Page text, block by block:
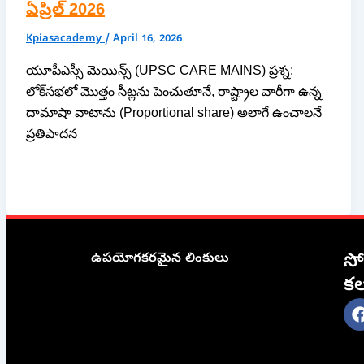
ఏప్రిల్ 2026
Kpiasacademy/ April 16, 2026
యూపీఎస్సీ మెయిన్స్ (UPSC CARE MAINS) ప్రశ్న:
లోక్‌సభలో మొత్తం సీట్లను పెంచుతూనే, రాష్ట్రాల వారీగా ఉన్న
దామాషా వాటాను (Proportional share) అలాగే ఉంచాలనే
ప్రతిపాదన
ఉపయోగకరమైన లింకులు